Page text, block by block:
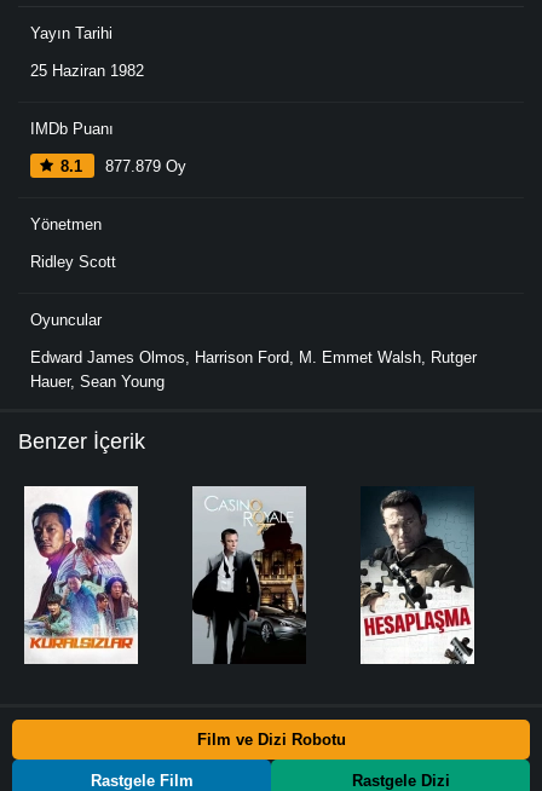
Yayın Tarihi
25 Haziran 1982
IMDb Puanı
8.1 877.879 Oy
Yönetmen
Ridley Scott
Oyuncular
Edward James Olmos, Harrison Ford, M. Emmet Walsh, Rutger
Hauer, Sean Young
Benzer İçerik
Film ve Dizi Robotu
Rastgele Film Rastgele Dizi